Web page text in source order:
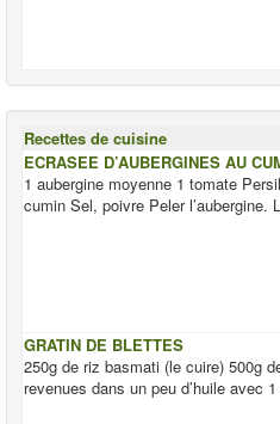
Recettes de cuisine
ECRASEE D’AUBERGINES AU
1 aubergine moyenne 1 tomate
cumin Sel, poivre Peler l’aubergine.
GRATIN DE BLETTES
250g de riz basmati (le cuire) 500g
revenues dans un peu d’huile avec